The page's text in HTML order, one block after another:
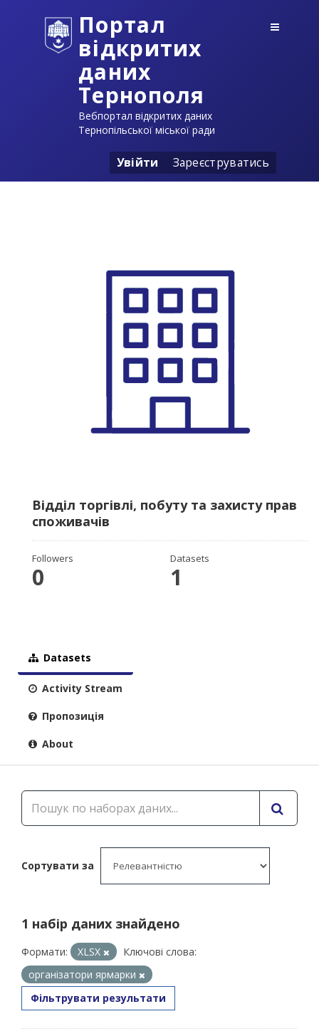
Портал
відкритих
даних
Тернополя
Вебпортал відкритих даних
Тернопільської міської ради
Увійти Зареєструватись
Відділ торгівлі, побуту та захисту прав
споживачів
Followers
0
Datasets
1
Datasets
Activity Stream
Пропозиція
About
Сортувати за
1 набір даних знайдено
Формати: XLSX
Ключові слова:
організатори ярмарки
Фільтрувати результати